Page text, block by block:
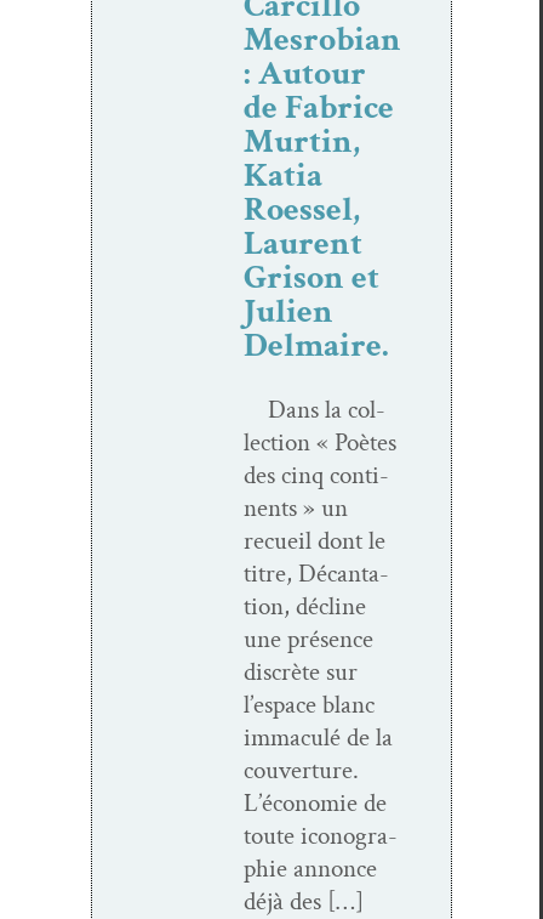
Mesrobian
: Autour
de Fabrice
Murtin,
Katia
Roessel,
Laurent
Grison et
Julien
Delmaire.
Dans la col­
lec­tion « Poètes
des cinq con­ti­
nents » un
recueil dont le
titre, Décan­ta­
tion, décline
une présence
dis­crète sur
l’espace blanc
immac­ulé de la
cou­ver­ture.
L’économie de
toute icono­gra­
phie annonce
déjà des […]